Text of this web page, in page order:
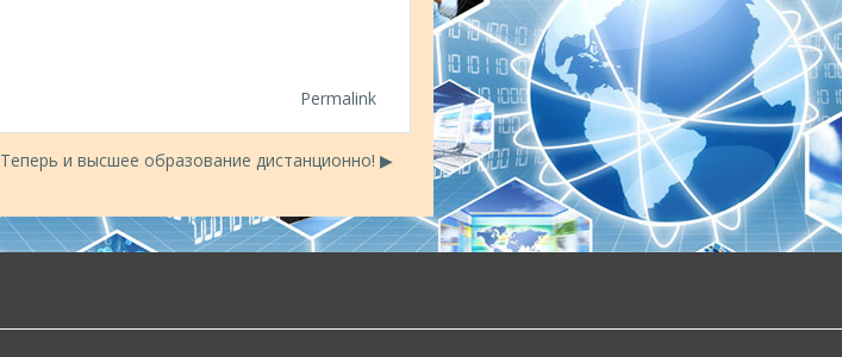
Permalink
Теперь и высшее образование дистанционно! ▶︎